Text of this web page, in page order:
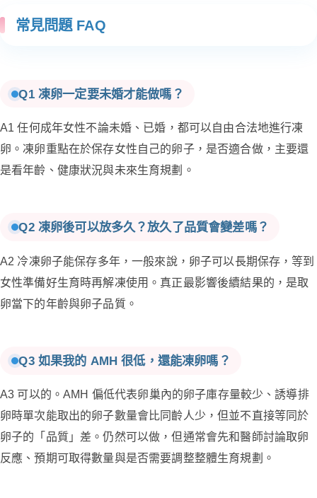
常見問題 FAQ
Q1 凍卵一定要未婚才能做嗎？
A1 任何成年女性不論未婚、已婚，都可以自由合法地進行凍
卵。凍卵重點在於保存女性自己的卵子，是否適合做，主要還
是看年齡、健康狀況與未來生育規劃。
Q2 凍卵後可以放多久？放久了品質會變差嗎？
A2 冷凍卵子能保存多年，一般來說，卵子可以長期保存，等到
女性準備好生育時再解凍使用。真正最影響後續結果的，是取
卵當下的年齡與卵子品質。
Q3 如果我的 AMH 很低，還能凍卵嗎？
A3 可以的。AMH 偏低代表卵巢內的卵子庫存量較少、誘導排
卵時單次能取出的卵子數量會比同齡人少，但並不直接等同於
卵子的「品質」差。仍然可以做，但通常會先和醫師討論取卵
反應、預期可取得數量與是否需要調整整體生育規劃。